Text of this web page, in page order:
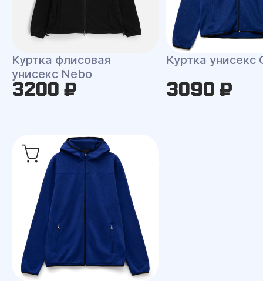
Куртка флисовая
унисекс Nebo
3200 ₽
Куртка унисекс
3090 ₽